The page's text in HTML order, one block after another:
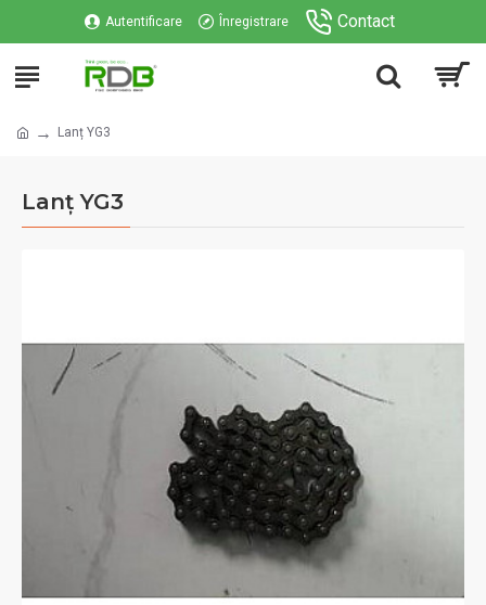
Autentificare Înregistrare Contact
Lanț YG3
Lanț YG3